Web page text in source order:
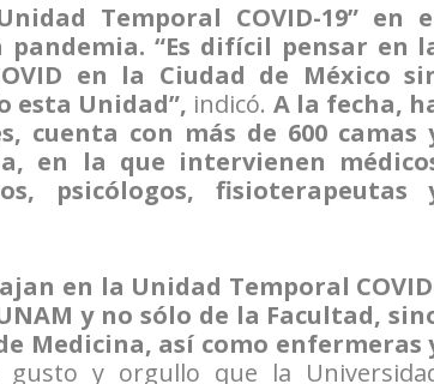
Temporal COVID-19” en
“Es difícil pensar en
en la Ciudad de México
esta Unidad”, indicó. A la fecha,
cuenta con más de 600 camas
en la que intervienen
psicólogos, fisioterapeutas
en la Unidad Temporal
y no sólo de la Facultad,
Medicina, así como enfermeras
gusto y orgullo que la